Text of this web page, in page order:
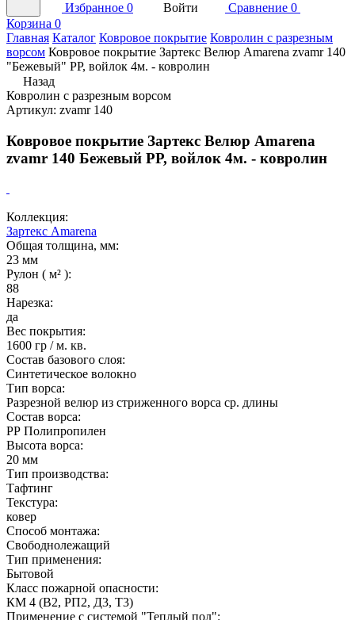
Избранное 0 Войти Сравнение 0
Корзина 0
Главная Каталог Ковровое покрытие Ковролин с разрезным
ворсом Ковровое покрытие Зартекс Велюр Amarena zvamr 140
"Бежевый" PP, войлок 4м. - ковролин
Назад
Ковролин с разрезным ворсом
Артикул: zvamr 140
Ковровое покрытие Зартекс Велюр Amarena
zvamr 140 Бежевый PP, войлок 4м. - ковролин
Коллекция:
Зартекс Amarena
Общая толщина, мм:
23 мм
Рулон ( м² ):
88
Нарезка:
да
Вес покрытия:
1600 гр / м. кв.
Состав базового слоя:
Синтетическое волокно
Тип ворса:
Разрезной велюр из стриженного ворса ср. длины
Состав ворса:
РР Полипропилен
Высота ворса:
20 мм
Тип производства:
Тафтинг
Текстура:
ковер
Способ монтажа:
Свободнолежащий
Тип применения:
Бытовой
Класс пожарной опасности:
КМ 4 (В2, РП2, Д3, Т3)
Применение с системой "Теплый пол":